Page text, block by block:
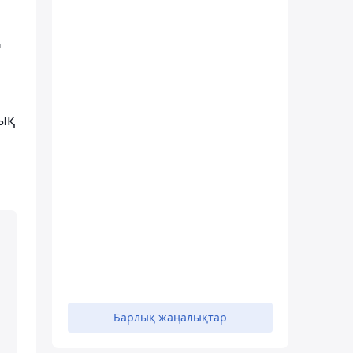
Барлық жаңалықтар